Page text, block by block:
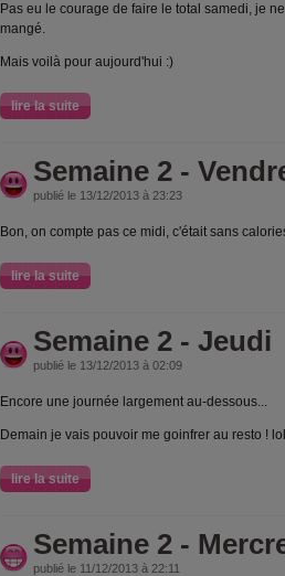
Pas eu le courage de faire le total samedi, je
mangé.
Mais voilà pour aujourd'hui :)
lire la suite
Semaine 2 -
publié le 13/12/2013 à 23:23
Bon, on compte pas ce midi, c'était sans
lire la suite
Semaine 2 - Jeudi
publié le 13/12/2013 à 02:09
Encore une journée largement au-dessous...
Demain je vais pouvoir me goinfrer au resto ! lol
lire la suite
Semaine 2 -
publié le 11/12/2013 à 22:11